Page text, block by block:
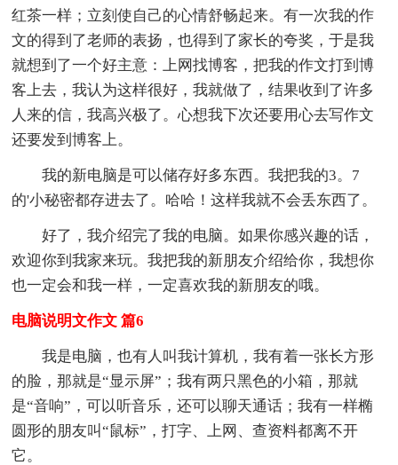
红茶一样；立刻使自己的心情舒畅起来。有一次我的作
文的得到了老师的表扬，也得到了家长的夸奖，于是我
就想到了一个好主意：上网找博客，把我的作文打到博
客上去，我认为这样很好，我就做了，结果收到了许多
人来的信，我高兴极了。心想我下次还要用心去写作文
还要发到博客上。
我的新电脑是可以储存好多东西。我把我的3。7
的'小秘密都存进去了。哈哈！这样我就不会丢东西了。
好了，我介绍完了我的电脑。如果你感兴趣的话，
欢迎你到我家来玩。我把我的新朋友介绍给你，我想你
也一定会和我一样，一定喜欢我的新朋友的哦。
电脑说明文作文 篇6
我是电脑，也有人叫我计算机，我有着一张长方形
的脸，那就是“显示屏”；我有两只黑色的小箱，那就
是“音响”，可以听音乐，还可以聊天通话；我有一样椭
圆形的朋友叫“鼠标”，打字、上网、查资料都离不开
它。